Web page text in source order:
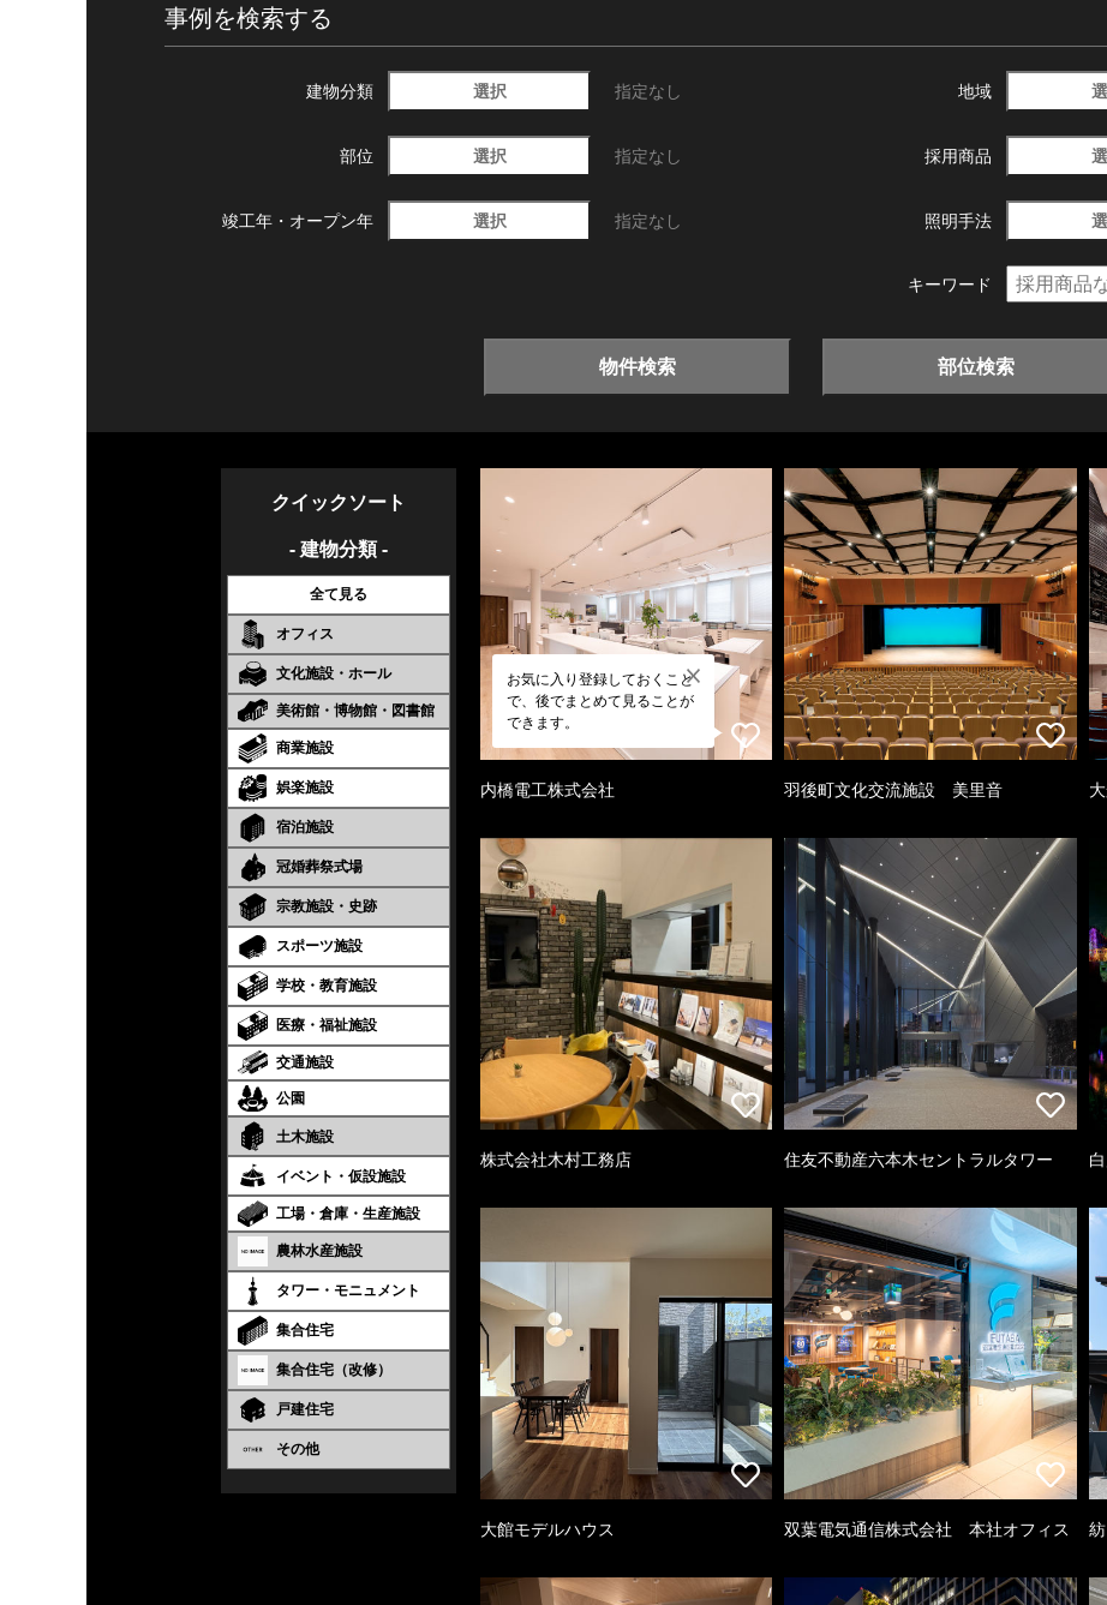
事例を検索する
建物分類 選択 指定なし 地域
部位 選択 指定なし 採用商品
竣工年・ オープン年 選択 指定なし 照明手法
キーワード
物件検索 部位検索
クイックソート
- 建物分類 -
全て見る
オフィス
文化施設・ホール
美術館・博物館・図書館
商業施設
娯楽施設
宿泊施設
冠婚葬祭式場
宗教施設・史跡
スポーツ施設
学校・教育施設
医療・福祉施設
交通施設
公園
土木施設
イベント・仮設施設
工場・倉庫・生産施設
農林水産施設
タワー・モニュメント
集合住宅
集合住宅（改修）
戸建住宅
その他
お気に入り登録しておくこと
で、後でまとめて見ることが
できます。
内橋電工株式会社 羽後町文化交流施設 美里音
株式会社木村工務店 住友不動産六本木セントラルタワー
大館モデルハウス 双葉電気通信株式会社 本社オフィス